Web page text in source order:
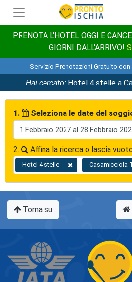
PRENOTA L'HOTEL OGGI E
GIORNI DALL'ARRIVO!
Servizio Prenotazioni Gratuito
Hai cercato: Hotel 4 stelle a
1. Seleziona le date del
2. Affina la ricerca o lascia vuoto
Hotel 4 stelle Casamicciola
Torna su